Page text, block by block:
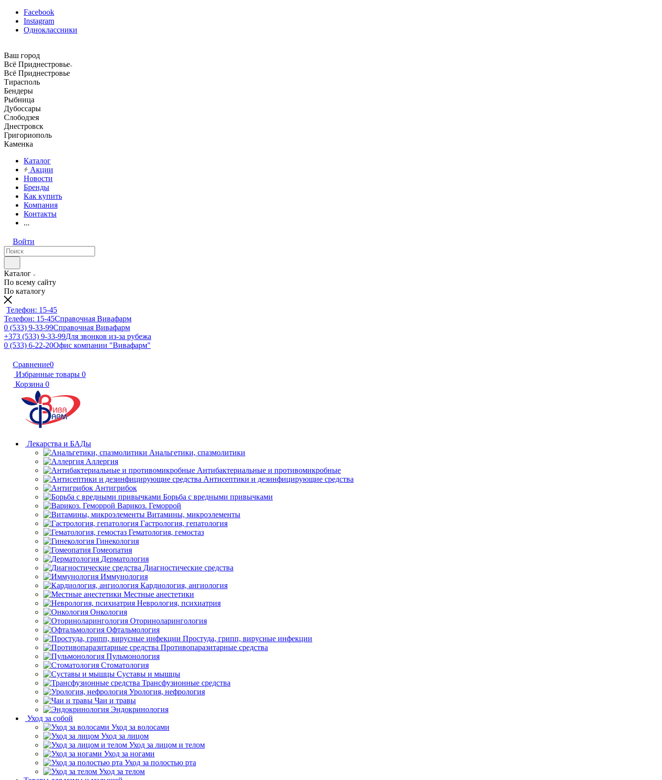
Facebook
Instagram
Одноклассники
Ваш город
Всё Приднестровье
Всё Приднестровье
Тирасполь
Бендеры
Рыбница
Дубоссары
Слободзея
Днестровск
Григориополь
Каменка
Каталог
Акции
Новости
Бренды
Как купить
Компания
Контакты
...
Войти
Каталог
По всему сайту
По каталогу
Телефон: 15-45
Телефон: 15-45Справочная Вивафарм
0 (533) 9-33-99Справочная Вивафарм
+373 (533) 9-33-99Для звонков из-за рубежа
0 (533) 6-22-20Офис компании "Вивафарм"
Сравнение0
Избранные товары 0
Корзина 0
Лекарства и БАДы
Анальгетики, спазмолитики
Аллергия
Антибактериальные и противомикробные
Антисептики и дезинфицирующие средства
Антигрибок
Борьба с вредными привычками
Варикоз. Геморрой
Витамины, микроэлементы
Гастрология, гепатология
Гематология, гемостаз
Гинекология
Гомеопатия
Дерматология
Диагностические средства
Иммунология
Кардиология, ангиология
Местные анестетики
Неврология, психиатрия
Онкология
Оториноларингология
Офтальмология
Простуда, грипп, вирусные инфекции
Противопаразитарные средства
Пульмонология
Стоматология
Суставы и мышцы
Трансфузионные средства
Урология, нефрология
Чаи и травы
Эндокринология
Уход за собой
Уход за волосами
Уход за лицом
Уход за лицом и телом
Уход за ногами
Уход за полостью рта
Уход за телом